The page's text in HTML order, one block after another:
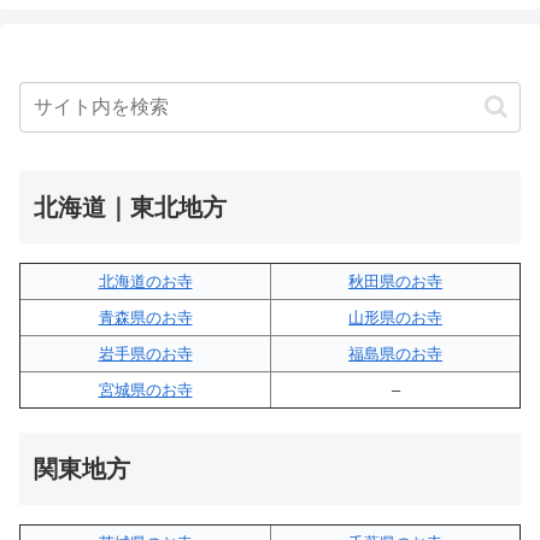
北海道｜東北地方
北海道のお寺
秋田県のお寺
青森県のお寺
山形県のお寺
岩手県のお寺
福島県のお寺
宮城県のお寺
–
関東地方